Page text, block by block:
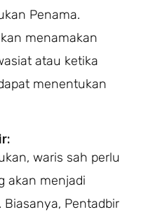
Penama.
menamakan
atau ketika
menentukan
waris sah perlu
akan menjadi
Pentadbir